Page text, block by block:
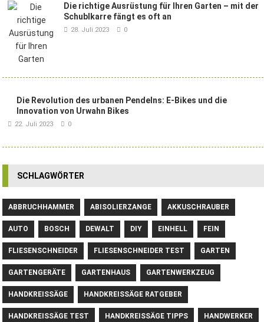
Die richtige Ausrüstung für Ihren Garten – mit der
Schublkarre fängt es oft an
28. Juli 2023 0
Die Revolution des urbanen Pendelns: E-Bikes und die
Innovation von Urwahn Bikes
22. Juli 2023 0
SCHLAGWÖRTER
ABBRUCHHAMMER ABISOLIERZANGE AKKUSCHRAUBER
AUTO BOSCH DEWALT DIY EINHELL FEIN
FLIESENSCHNEIDER FLIESENSCHNEIDER TEST GARTEN
GARTENGERÄTE GARTENHAUS GARTENWERKZEUG
HANDKREISSÄGE HANDKREISSÄGE RATGEBER
HANDKREISSÄGE TEST HANDKREISSÄGE TIPPS HANDWERKER